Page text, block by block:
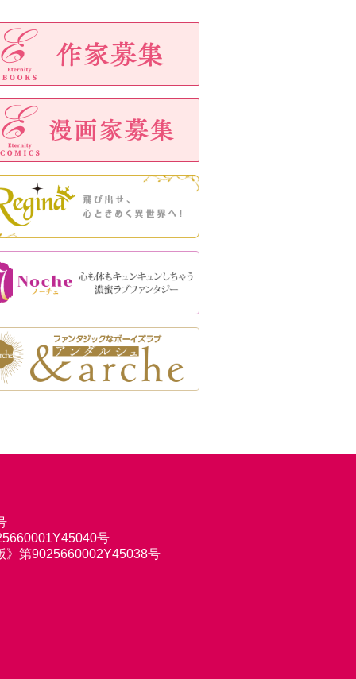
号
第9025660002Y45038号